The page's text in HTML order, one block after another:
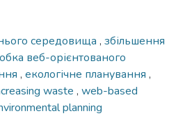
середовища , збільшення
веб-орієнтованого
, екологічне планування ,
waste , web-based
planning